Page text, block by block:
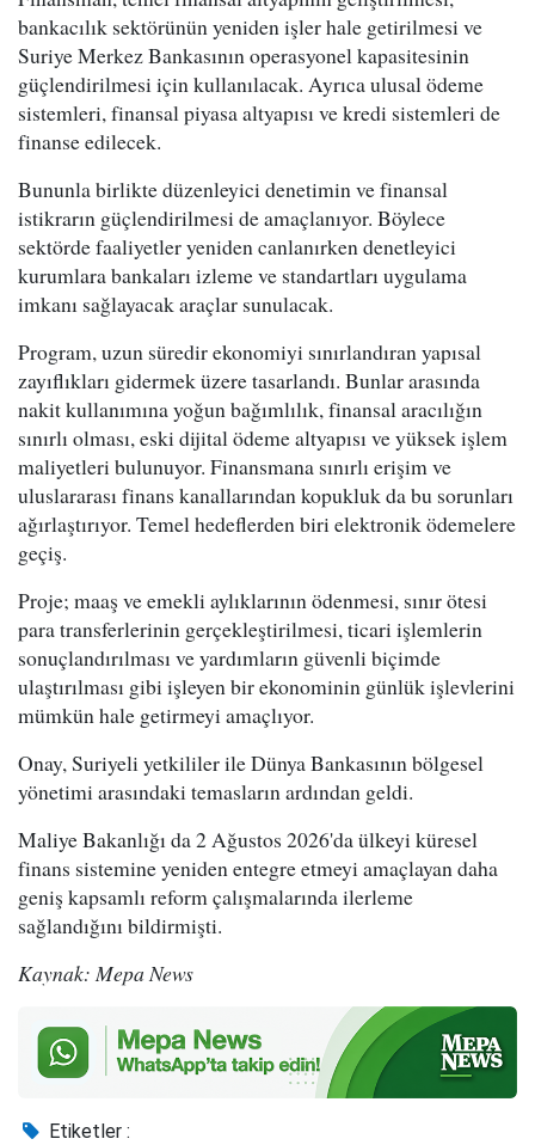
bankacılık sektörünün yeniden işler hale getirilmesi ve
Suriye Merkez Bankasının operasyonel kapasitesinin
güçlendirilmesi için kullanılacak. Ayrıca ulusal ödeme
sistemleri, finansal piyasa altyapısı ve kredi sistemleri de
finanse edilecek.
Bununla birlikte düzenleyici denetimin ve finansal
istikrarın güçlendirilmesi de amaçlanıyor. Böylece
sektörde faaliyetler yeniden canlanırken denetleyici
kurumlara bankaları izleme ve standartları uygulama
imkanı sağlayacak araçlar sunulacak.
Program, uzun süredir ekonomiyi sınırlandıran yapısal
zayıflıkları gidermek üzere tasarlandı. Bunlar arasında
nakit kullanımına yoğun bağımlılık, finansal aracılığın
sınırlı olması, eski dijital ödeme altyapısı ve yüksek işlem
maliyetleri bulunuyor. Finansmana sınırlı erişim ve
uluslararası finans kanallarından kopukluk da bu sorunları
ağırlaştırıyor. Temel hedeflerden biri elektronik ödemelere
geçiş.
Proje; maaş ve emekli aylıklarının ödenmesi, sınır ötesi
para transferlerinin gerçekleştirilmesi, ticari işlemlerin
sonuçlandırılması ve yardımların güvenli biçimde
ulaştırılması gibi işleyen bir ekonominin günlük işlevlerini
mümkün hale getirmeyi amaçlıyor.
Onay, Suriyeli yetkililer ile Dünya Bankasının bölgesel
yönetimi arasındaki temasların ardından geldi.
Maliye Bakanlığı da 2 Ağustos 2026'da ülkeyi küresel
finans sistemine yeniden entegre etmeyi amaçlayan daha
geniş kapsamlı reform çalışmalarında ilerleme
sağlandığını bildirmişti.
Kaynak: Mepa News
Etiketler :